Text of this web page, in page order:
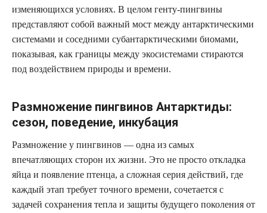
изменяющихся условиях. В целом генту-пингвины
представляют собой важный мост между антарктическими
системами и соседними субантарктическими биомами,
показывая, как границы между экосистемами стираются
под воздействием природы и времени.
Размножение пингвинов Антарктиды:
сезон, поведение, инкубация
Размножение у пингвинов — одна из самых
впечатляющих сторон их жизни. Это не просто откладка
яйца и появление птенца, а сложная серия действий, где
каждый этап требует точного времени, сочетается с
задачей сохранения тепла и защиты будущего поколения от